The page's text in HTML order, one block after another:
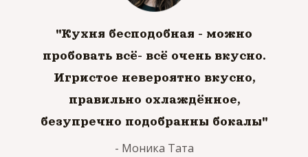
"Кухня бесподобная - можно
пробовать всё- всё очень вкусно.
Игристое невероятно вкусно,
правильно охлаждённое,
безупречно подобранны бокалы"
- Моника Тата